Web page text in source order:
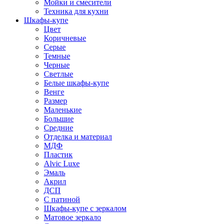
Мойки и смесители
Техника для кухни
Шкафы-купе
Цвет
Коричневые
Серые
Темные
Черные
Светлые
Белые шкафы-купе
Венге
Размер
Маленькие
Большие
Средние
Отделка и материал
МДФ
Пластик
Alvic Luxe
Эмаль
Акрил
ДСП
С патиной
Шкафы-купе с зеркалом
Матовое зеркало